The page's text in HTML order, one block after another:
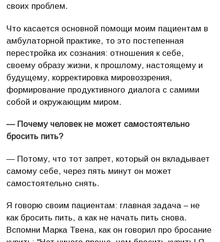
своих проблем.
Что касается основной помощи моим пациентам в
амбулаторной практике, то это постепенная
перестройка их сознания: отношения к себе,
своему образу жизни, к прошлому, настоящему и
будущему, корректировка мировоззрения,
формирование продуктивного диалога с самими
собой и окружающим миром.
— Почему человек не может самостоятельно
бросить пить?
— Потому, что тот запрет, который он вкладывает
самому себе, через пять минут он может
самостоятельно снять.
Я говорю своим пациентам: главная задача – не
как бросить пить, а как не начать пить снова.
Вспомни Марка Твена, как он говорил про бросание